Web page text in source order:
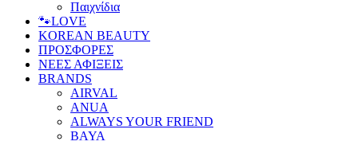
Παιχνίδια
🐾LOVE
KOREAN BEAUTY
ΠΡΟΣΦΟΡΕΣ
ΝΕΕΣ ΑΦΙΞΕΙΣ
BRANDS
AIRVAL
ANUA
ALWAYS YOUR FRIEND
BAYA